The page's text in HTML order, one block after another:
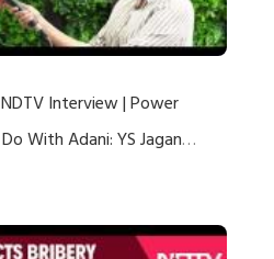
Interview | Power
With Adani: YS Jagan